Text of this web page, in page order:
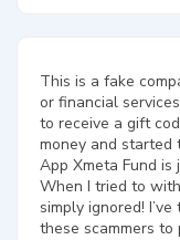
This is a fake
or financial
to receive a gift
money and started
App Xmeta Fund is
When I tried to
simply ignored!
these scammers to